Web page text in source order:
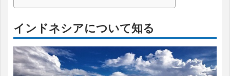
インドネシアについて知る